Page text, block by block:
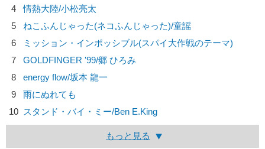
4
情熱大陸/小松亮太
5
ねこふんじゃった(ネコふんじゃった)/童謡
6
ミッション・インポッシブル(スパイ大作戦のテーマ)
7
GOLDFINGER '99/郷 ひろみ
8
energy flow/坂本 龍一
9
雨にぬれても
10 スタンド・バイ・ミー/Ben E.King
もっと見る